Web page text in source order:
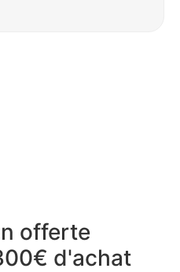
offerte
d'achat